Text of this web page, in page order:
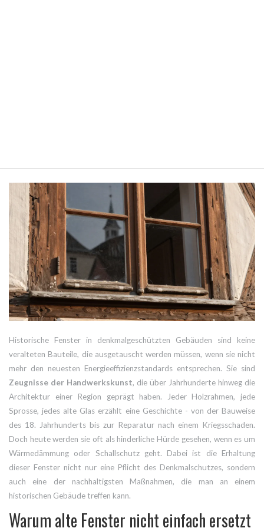
Historische Fenster in denkmalgeschützten Gebäuden sind keine
veralteten Bauteile, die ausgetauscht werden müssen, wenn sie nicht
mehr den neuesten Energieeffizienzstandards entsprechen. Sie sind
Zeugnisse der Handwerkskunst, die über Jahrhunderte hinweg die
Architektur einer Region geprägt haben. Jeder Holzrahmen, jede
Sprosse, jedes alte Glas erzählt eine Geschichte - von der Bauweise
des 18. Jahrhunderts bis zur Reparatur nach einem Kriegsschaden.
Doch heute werden sie oft als hinderliche Hürde gesehen, wenn es um
Wärmedämmung oder Schallschutz geht. Dabei ist die Erhaltung
dieser Fenster nicht nur eine Pflicht des Denkmalschutzes, sondern
auch eine der nachhaltigsten Maßnahmen, die man an einem
historischen Gebäude treffen kann.
Warum alte Fenster nicht einfach ersetzt